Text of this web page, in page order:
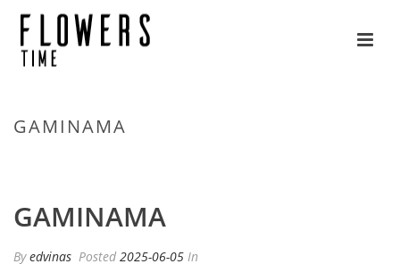
GAMINAMA
GAMINAMA
Byedvinas Posted 2025-06-05 In